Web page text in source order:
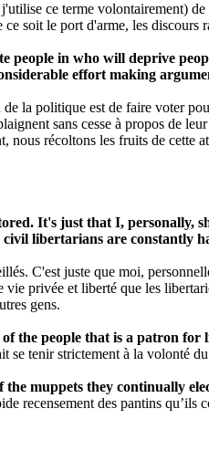
ce terme volontairement)
soit le port d'arme, les discours
people in who will deprive
effort making
la politique est de faire voter
sans cesse à propos de
nous récoltons les fruits de cette
It's just that I, personally,
libertarians are constantly
C'est juste que moi,
privée et liberté que les
gens.
the people that is a patron for
se tenir strictement à la volonté
muppets they continually
recensement des pantins qu’ils